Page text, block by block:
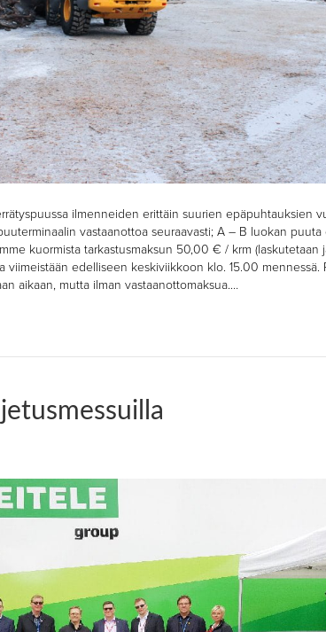
ilmenneiden erittäin suurien epäpuhtauksien
vastaanottoa seuraavasti; A – B luokan puuta
kuormista tarkastusmaksun 50,00 € / krm (laskutetaan
viimeistään edelliseen keskiviikkoon klo. 15.00 mennessä.
aikaan, mutta ilman vastaanottomaksua.…